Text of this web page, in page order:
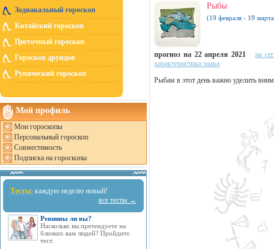
Зодиакальный гороскоп
Китайский гороскоп
Цветочный гороскоп
Гороскоп друидов
Рунический гороскоп
Мой профиль
Мои гороскопы
Персональный гороскоп
Совместимость
Подписка на гороскопы
Тесты: каждую неделю новый!
все тесты →
Ревнивы ли вы?
Насколько вы претендуете на
близких вам людей? Пройдите
тест.
Рыбы
(19 февраля - 19
прогноз на 22 апреля 2021
на
характеристика знака
Рыбам в этот день важно уделить